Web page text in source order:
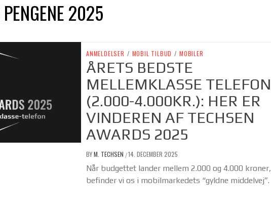
2025
ANMELDELSER / MOBIL TILBUD / MOBILER
ÅRETS BEDSTE
MELLEMKLASSE TELEFON
(2.000-4.000KR.): HER ER
VINDEREN AF TECHSEN
AWARDS 2025
BYM. TECHSEN /14. DECEMBER 2025
Når budgettet lander mellem 2.000 og 4.000 kroner,
befinder vi os i mobilmarkedets “gyldne middelvej”.